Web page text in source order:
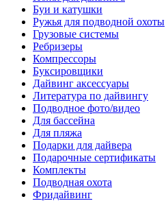
Буи и катушки
Ружья для подводной охоты
Грузовые системы
Ребризеры
Компрессоры
Буксировщики
Дайвинг аксессуары
Литература по дайвингу
Подводное фото/видео
Для бассейна
Для пляжа
Подарки для дайвера
Подарочные сертификаты
Комплекты
Подводная охота
Фридайвинг